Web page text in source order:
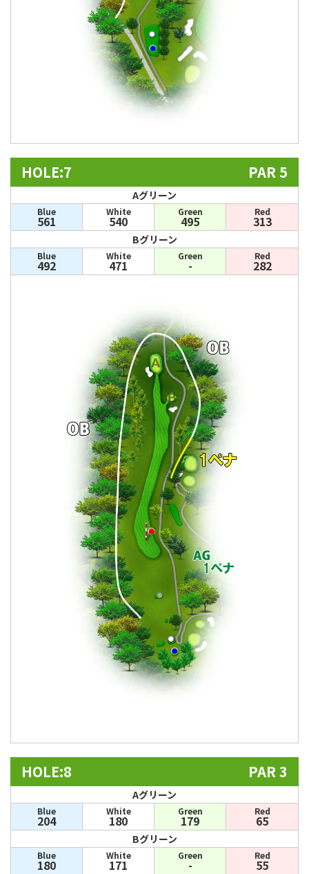
HOLE:7 PAR 5
Aグリーン
Blue
561
White
540
Green
495
Red
313
Bグリーン
Blue
492
White
471
Green
-
Red
282
HOLE:8 PAR 3
Aグリーン
Blue
204
White
180
Green
179
Red
65
Bグリーン
Blue
180
White
171
Green
-
Red
55